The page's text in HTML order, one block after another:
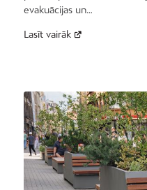
evakuācijas un…
Lasīt vairāk